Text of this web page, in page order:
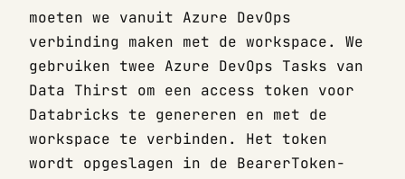
moeten we vanuit Azure DevOps
verbinding maken met de workspace. We
gebruiken twee Azure DevOps Tasks van
Data Thirst om een access token voor
Databricks te genereren en met de
workspace te verbinden. Het token
wordt opgeslagen in de BearerToken-